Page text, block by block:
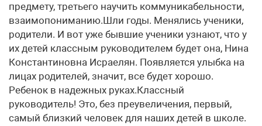
предмету, третьего научить коммуникабельности,
взаимопониманию.Шли годы. Менялись ученики,
родители. И вот уже бывшие ученики узнают, что у
их детей классным руководителем будет она, Нина
Константиновна Исраелян. Появляется улыбка на
лицах родителей, значит, все будет хорошо.
Ребенок в надежных руках.Классный
руководитель! Это, без преувеличения, первый,
самый близкий человек для наших детей в школе.